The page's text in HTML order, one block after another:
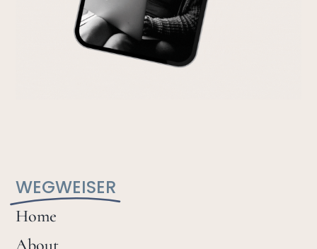
WEGWEISER
Home